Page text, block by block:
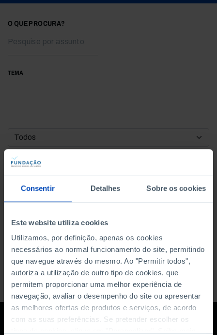
Consentir Detalhes Sobre os cookies
Este website utiliza cookies
Utilizamos, por definição, apenas os cookies
necessários ao normal funcionamento do site, permitindo
que navegue através do mesmo. Ao "Permitir todos",
autoriza a utilização de outro tipo de cookies, que
permitem proporcionar uma melhor experiência de
navegação, avaliar o desempenho do site ou apresentar
as melhores ofertas de produtos e serviços, de acordo
com as suas preferências. Se pretender escolher os
O QUE PROCURA?
TEMA
DATA DE INÍCIO
DATA DE FIM